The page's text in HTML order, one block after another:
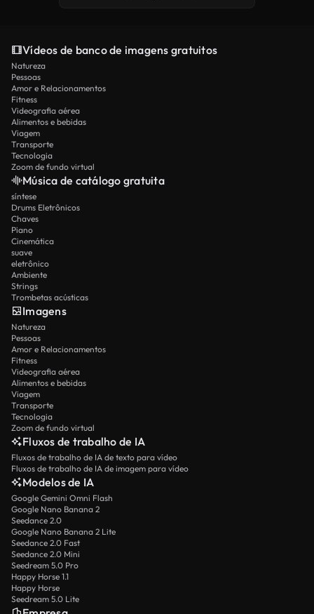
Vídeos de banco de imagens gratuitos
Natureza
Pessoas
Amor e Relacionamentos
Fitness
Videografia aérea
Alimentos e bebidas
Viagem
Transporte
Tecnologia
Zoom de fundo virtual
Música de catálogo gratuita
síntese
Drums Eletrônicos
Chaves
Piano
Cinemática
suave
eletrônico
Ambiente
Strings
Trombetas acústicas
Imagens
Natureza
Pessoas
Amor e Relacionamentos
Fitness
Videografia aérea
Alimentos e bebidas
Viagem
Transporte
Tecnologia
Zoom de fundo virtual
Fluxos de trabalho de IA
Fluxos de trabalho de IA de texto para vídeo
Fluxos de trabalho de IA de imagem para vídeo
Modelos de IA
Google Gemini Omni Flash
Google Nano Banana 2
Seedance 2.0
Google Nano Banana 2 Lite
Seedance 2.0 Fast
Seedance 2.0 Mini
Seedream 5.0 Pro
Happy Horse 1.1
Happy Horse
Seedream 5.0 Lite